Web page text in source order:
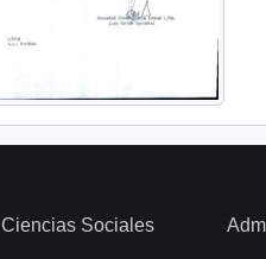
Ciencias Sociales